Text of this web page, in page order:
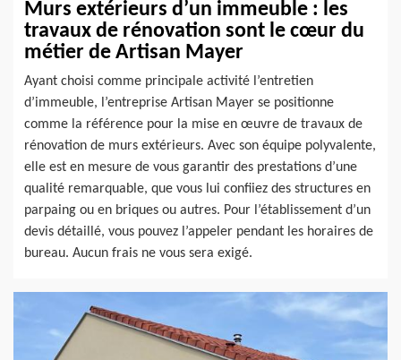
Murs extérieurs d’un immeuble : les
travaux de rénovation sont le cœur du
métier de Artisan Mayer
Ayant choisi comme principale activité l’entretien
d’immeuble, l’entreprise Artisan Mayer se positionne
comme la référence pour la mise en œuvre de travaux de
rénovation de murs extérieurs. Avec son équipe polyvalente,
elle est en mesure de vous garantir des prestations d’une
qualité remarquable, que vous lui confiiez des structures en
parpaing ou en briques ou autres. Pour l’établissement d’un
devis détaillé, vous pouvez l’appeler pendant les horaires de
bureau. Aucun frais ne vous sera exigé.